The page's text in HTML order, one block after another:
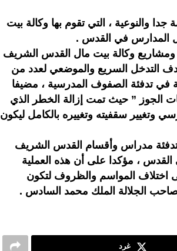
والنوعية ، التي تقوم بها وكالة بيت
المدارس في القدس .
وكالة بيت مال القدس الشريف
حملة “شتاء القدس 2021 ” تستهدف التدخل السريع والموضعي لعدد من
في تدفئة الصفوف المدرسية ، مضيفا
الجوز ” حيث تمت إزالة الخطر الذي
وتغيير سقفيته وتغييره بالكامل ليكون
مدراس وأقسام القدس الشريف
في القدس ، مؤكدا على أن هذه العملية
اختلاف المواسم والظروف لتكون
الجلالة الملك محمد السادس .
غرد